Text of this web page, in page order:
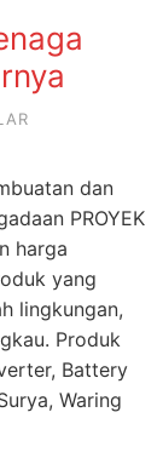
dan
PROYEK
harga
yang
lingkungan,
Produk
Battery
Waring